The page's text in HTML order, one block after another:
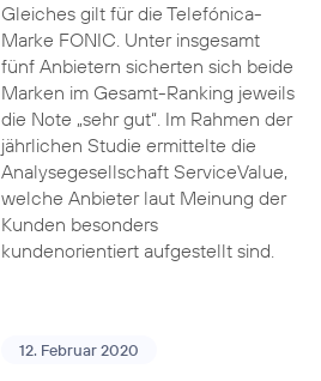
Gleiches gilt für die Telefónica-
Marke FONIC. Unter insgesamt
fünf Anbietern sicherten sich beide
Marken im Gesamt-Ranking jeweils
die Note „sehr gut“. Im Rahmen der
jährlichen Studie ermittelte die
Analysegesellschaft ServiceValue,
welche Anbieter laut Meinung der
Kunden besonders
kundenorientiert aufgestellt sind.
12. Februar 2020